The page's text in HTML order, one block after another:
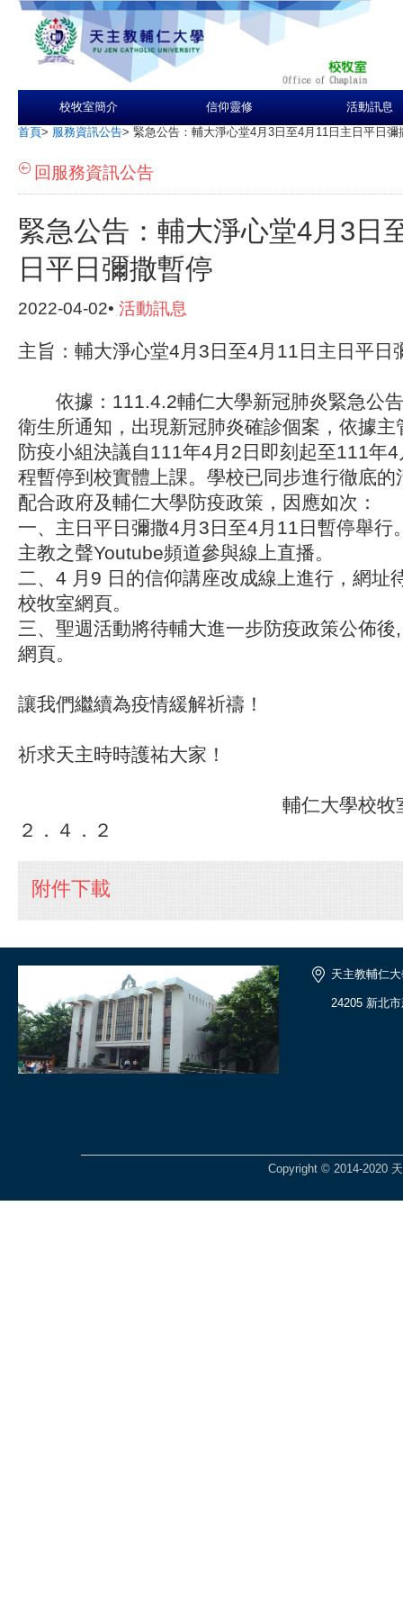
校牧室簡介 信仰靈修 活動訊息
首頁> 服務資訊公告> 緊急公告：輔大淨心堂4月3日至4月11日主日平日彌
回服務資訊公告
緊急公告：輔大淨心堂4月3日
日平日彌撒暫停
2022-04-02• 活動訊息
主旨：輔大淨心堂4月3日至4月11日主日平日
依據：111.4.2輔仁大學新冠肺炎緊急公告
衛生所通知，出現新冠肺炎確診個案，依據主
防疫小組決議自111年4月2日即刻起至111年
程暫停到校實體上課。學校已同步進行徹底的
配合政府及輔仁大學防疫政策，因應如次：
一、主日平日彌撒4月3日至4月11日暫停舉行
主教之聲Youtube頻道參與線上直播。
二、4 月9 日的信仰講座改成線上進行，網址
校牧室網頁。
三、聖週活動將待輔大進一步防疫政策公佈
網頁。
讓我們繼續為疫情緩解祈禱！
祈求天主時時護祐大家！
輔仁大學校牧室 敬啟
２．４．２
附件下載
天主教輔仁
24205 新北
Copyright © 2014-2020